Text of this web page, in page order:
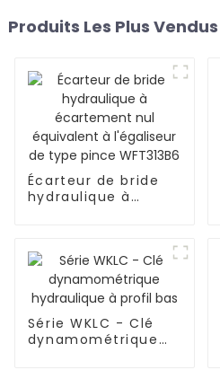
Produits Les Plus Vendus
Écarteur de bride
hydraulique à
pince WFT313B6
Série WKLC - Clé
dynamométrique